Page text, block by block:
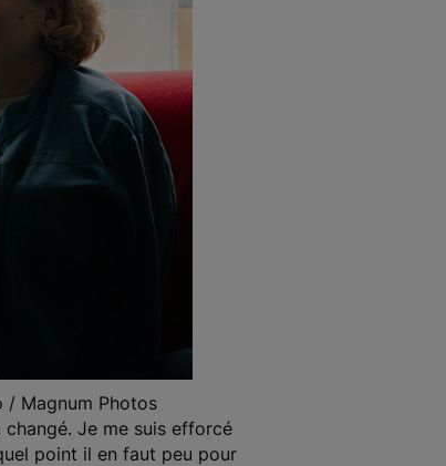
/ Magnum Photos
Je me suis efforcé
point il en faut peu pour